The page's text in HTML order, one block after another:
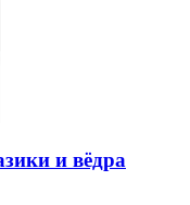
и вёдра